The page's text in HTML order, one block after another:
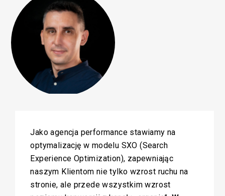
Jako agencja performance stawiamy na
optymalizację w modelu SXO (Search
Experience Optimization), zapewniając
naszym Klientom nie tylko wzrost ruchu na
stronie, ale przede wszystkim wzrost